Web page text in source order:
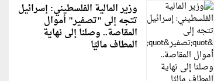
وزير المالية الفلسطيني: إسرائيل
تتجه إلى "تصفير" أموال
المقاصة.. وصلنا إلى نهاية
المطاف ماليًا